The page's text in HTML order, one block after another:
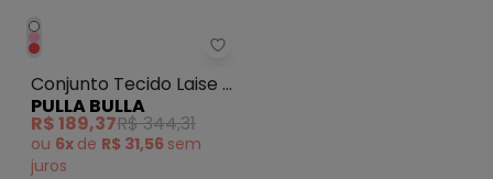
abril/2026
março/2026
Pulla Bulla - Conjunto Tecido
Conjunto Tecido Laise e
Meia Malha Rosa
PULLA BULLA
R$ 189,37R$ 344,31
ou 6x de R$ 31,56 sem
juros